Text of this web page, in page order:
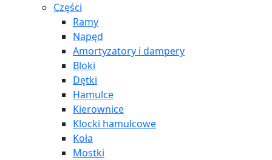
Części
Ramy
Napęd
Amortyzatory i dampery
Bloki
Dętki
Hamulce
Kierownice
Klocki hamulcowe
Koła
Mostki